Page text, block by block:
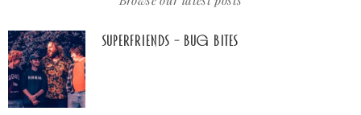
Superfriends – Bug Bites